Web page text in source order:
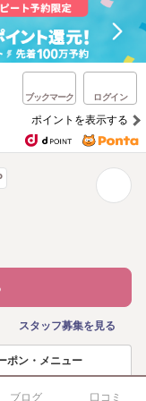
ブックマーク ログイン
ポイントを表示する
スタッフ募集を見る
ポン・メニュー
ブログ 口コミ